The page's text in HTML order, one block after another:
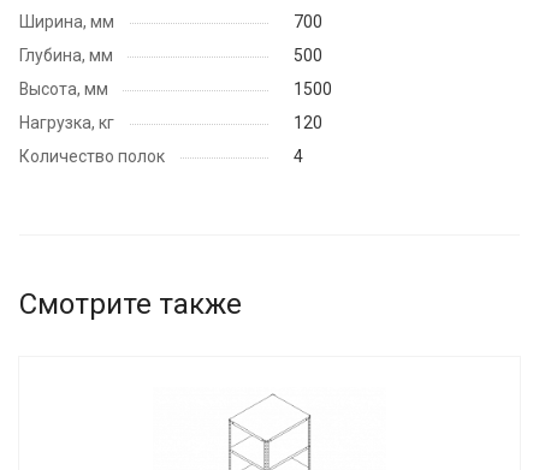
Ширина, мм
700
Глубина, мм
500
Высота, мм
1500
Нагрузка, кг
120
Количество полок
4
Смотрите также